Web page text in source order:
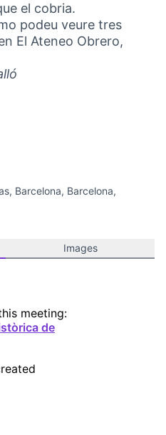
el cobria.
podeu veure tres
El Ateneo Obrero,
Barcelona, Barcelona,
Images
meeting:
de